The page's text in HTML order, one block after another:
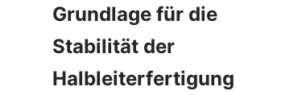
Grundlage für die
Stabilität der
Halbleiterfertigung